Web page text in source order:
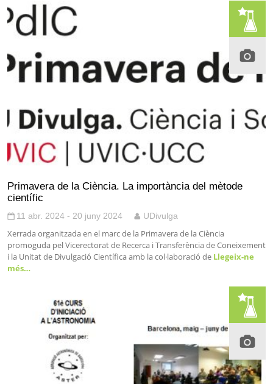
Primavera de la Ciència. La importància del mètode
científic
11 abr. 2024 - 20 juny 2024 UDivulga
Xerrada organitzada en el marc de la Primavera de la Ciència
promoguda pel Vicerectorat de Recerca i Transferència de Coneixement
i la Unitat de Divulgació Científica amb la col·laboració de Llegeix-ne
més…